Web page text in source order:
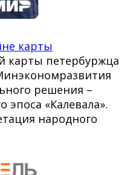
карты
карты петербуржца
решения –
эпоса «Калевала».
народного